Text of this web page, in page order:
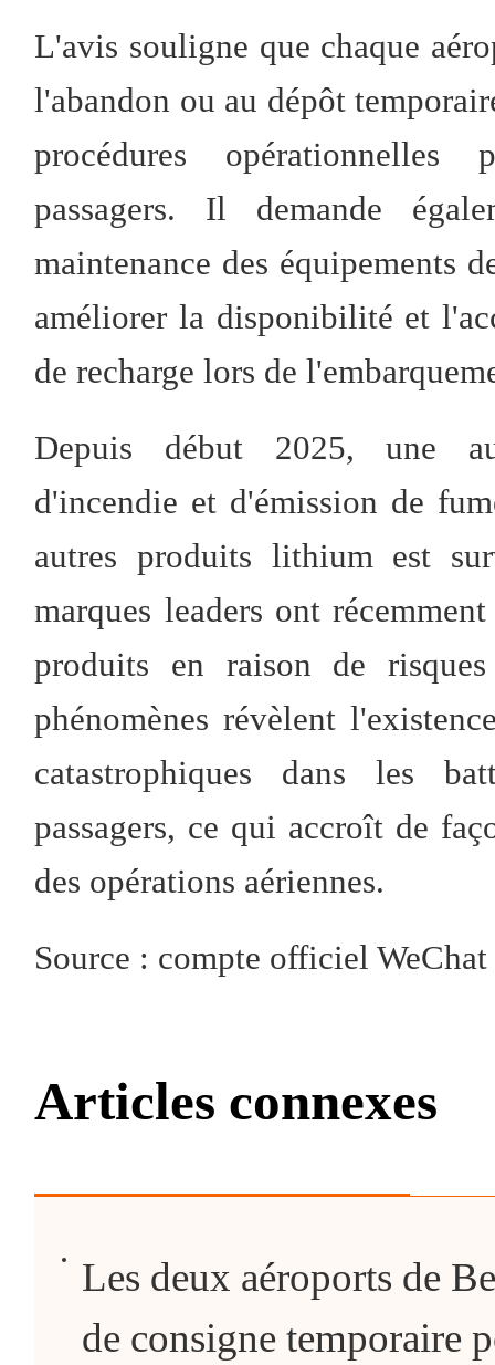
L'avis souligne que chaque
l'abandon ou au dépôt
procédures
passagers. Il demande
maintenance des équipements
améliorer la disponibilité et
de recharge lors de
Depuis début 2025, une
d'incendie et d'émission de
autres produits lithium est
‌marques leaders‌ ont
produits en raison de
phénomènes révèlent
catastrophiques‌ dans les
passagers, ce qui accroît de
des opérations aériennes.
Source : compte officiel
Articles connexes
Les deux aéroports de
de consigne temporaire